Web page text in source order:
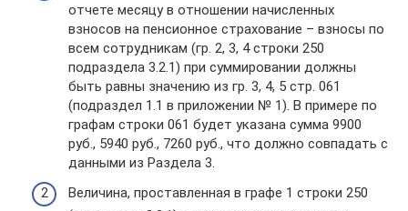
отчете месяцу в отношении начисленных
взносов на пенсионное страхование – взносы по
всем сотрудникам (гр. 2, 3, 4 строки 250
подраздела 3.2.1) при суммировании должны
быть равны значению из гр. 3, 4, 5 стр. 061
(подраздел 1.1 в приложении № 1). В примере по
графам строки 061 будет указана сумма 9900
руб., 5940 руб., 7260 руб., что должно совпадать с
данными из Раздела 3.
Величина, проставленная в графе 1 строки 250